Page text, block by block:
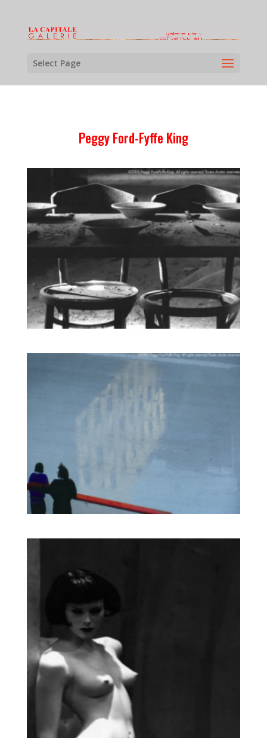
Select Page
Peggy Ford-Fyffe King